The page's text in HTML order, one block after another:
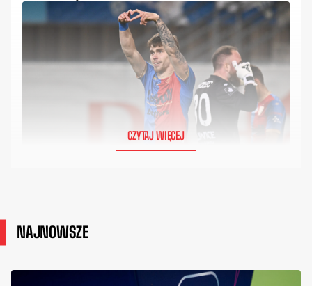
CZYTAJ WIĘCEJ
NAJNOWSZE